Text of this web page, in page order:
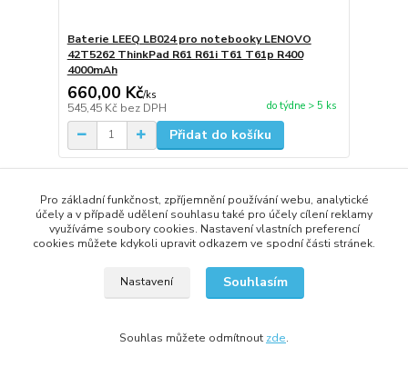
Baterie LEEQ LB024 pro notebooky LENOVO
42T5262 ThinkPad R61 R61i T61 T61p R400
4000mAh
660,00 Kč/ks
545,45 Kč bez DPH do týdne > 5 ks
Přidat do košíku
Pro základní funkčnost, zpříjemnění používání webu, analytické
účely a v případě udělení souhlasu také pro účely cílení reklamy
využíváme soubory cookies. Nastavení vlastních preferencí
cookies můžete kdykoli upravit odkazem ve spodní části stránek.
Nastavení Souhlasím
Souhlas můžete odmítnout zde.